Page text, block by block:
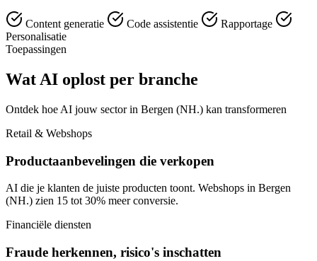
Content generatie Code assistentie
Rapportage
Personalisatie
Toepassingen
Wat AI oplost per branche
Ontdek hoe AI jouw sector in Bergen (NH.) kan transformeren
Retail & Webshops
Productaanbevelingen die verkopen
AI die je klanten de juiste producten toont. Webshops in Bergen
(NH.) zien 15 tot 30% meer conversie.
Financiële diensten
Fraude herkennen, risico's inschatten